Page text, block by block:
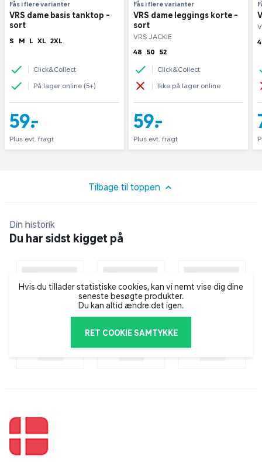
Fås i flere varianter
VRS dame basis tanktop -
sort
S M L XL 2XL
Click&Collect
På lager online (5+)
59,-
Plus evt. fragt
Fås i flere varianter
VRS dame leggings korte -
sort
VRS JACKIE
48
50 52
Click&Collect
Ikke på lager online
59,-
Plus evt. fragt
Tilbage til toppen
Din historik
Du har sidst kigget på
Hvis du tillader statistiske cookies, kan vi nemt vise dig dine
seneste besøgte produkter.
Du kan altid ændre det igen.
RET COOKIE SAMTYKKE